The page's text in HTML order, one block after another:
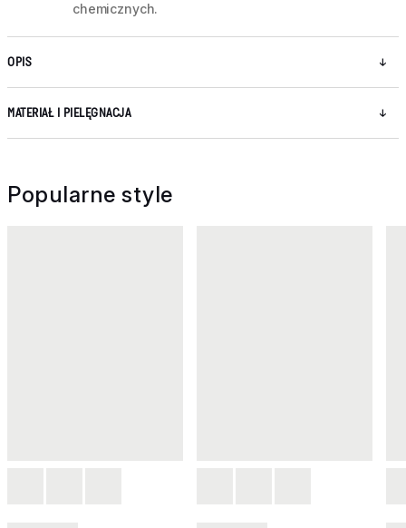
chemicznych.
OPIS
MATERIAŁ I PIELĘGNACJA
Popularne style